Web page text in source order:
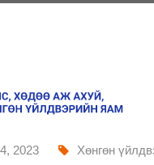
2023
Хөнгөн